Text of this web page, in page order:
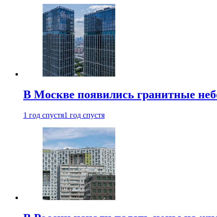
В Москве появились гранитные
1 год спустя1 год спустя